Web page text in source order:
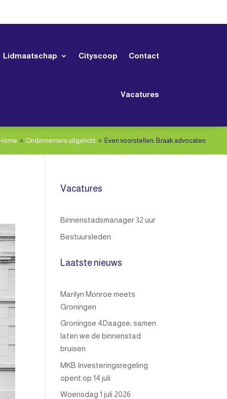
Lidmaatschap Cityscoop Contact
Vacatures
Home 9 Ondernemers uitgelicht 9 Even voorstellen: Braak advocaten
Vacatures
Binnenstadsmanager 32 uur
Bestuursleden
Laatste nieuws
Marilyn Monroe meets
Groningen
Groningse 4Daagse; samen
laten we de binnenstad
bruisen
MKB Investeringsregeling
opent op 14 juli
Woensdag 1 juli 2026